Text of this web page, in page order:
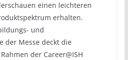
einen leichteren
erhalten.
und
der Messe deckt die
der Career@ISH